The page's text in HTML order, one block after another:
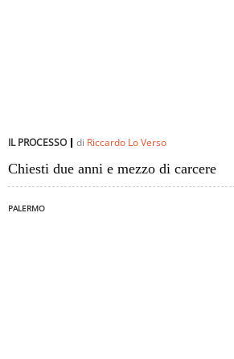
IL PROCESSO di Riccardo Lo Verso
Chiesti due anni e mezzo di carcere
PALERMO